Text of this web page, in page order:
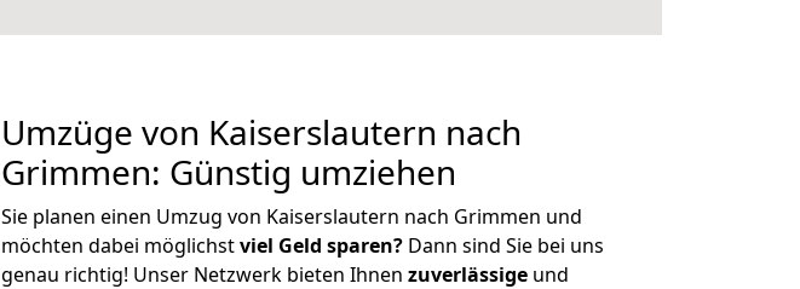
Umzüge von Kaiserslautern nach
Grimmen: Günstig umziehen
Sie planen einen Umzug von Kaiserslautern nach Grimmen und
möchten dabei möglichstviel Geld sparen? Dann sind Sie bei uns
genau richtig! Unser Netzwerk bieten Ihnen zuverlässige und